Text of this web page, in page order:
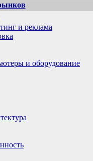
и реклама
и оборудование